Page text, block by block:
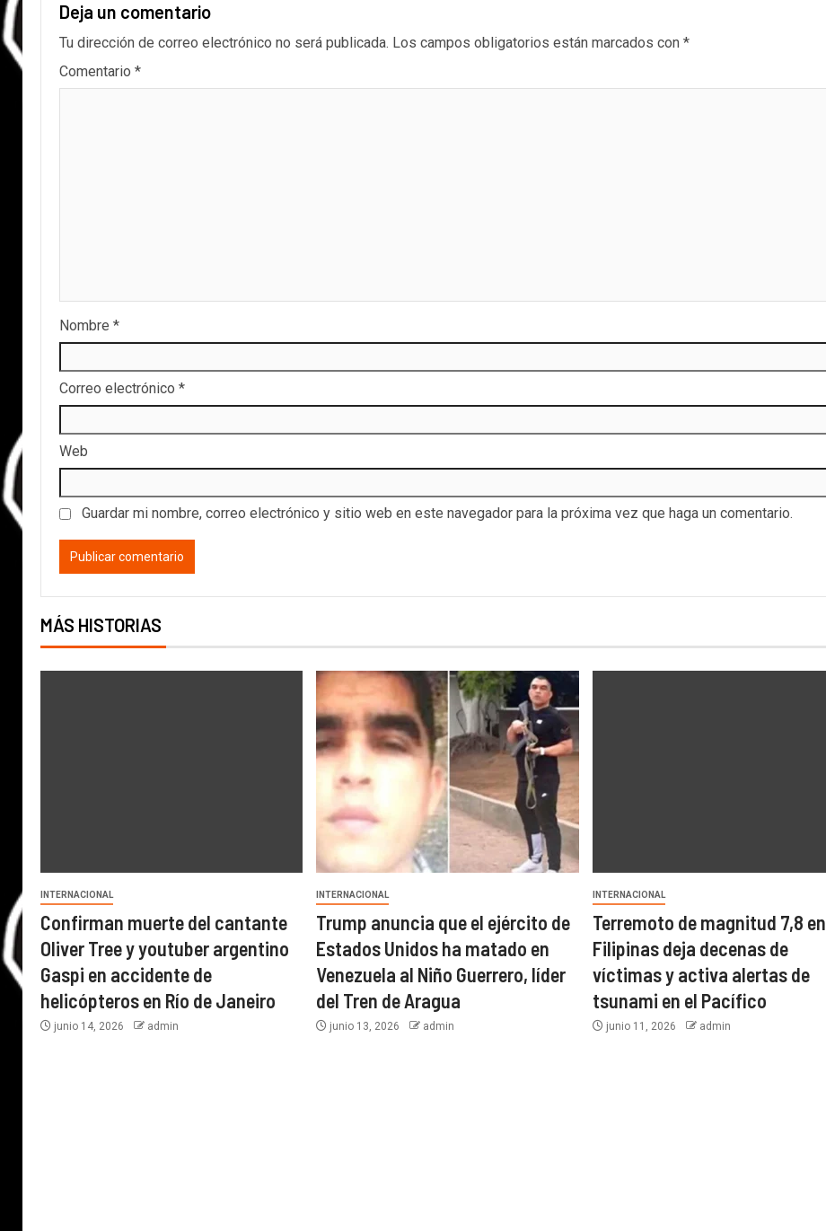
Deja un comentario
Tu dirección de correo electrónico no será publicada. Los campos obligatorios están marcados con *
Comentario *
Nombre *
Correo electrónico *
Web
Guardar mi nombre, correo electrónico y sitio web en este navegador para la próxima vez que haga un comentario.
MÁS HISTORIAS
INTERNACIONAL
Confirman muerte del cantante
Oliver Tree y youtuber argentino
Gaspi en accidente de
helicópteros en Río de Janeiro
junio 14, 2026 admin
INTERNACIONAL
Trump anuncia que el ejército de
Estados Unidos ha matado en
Venezuela al Niño Guerrero, líder
del Tren de Aragua
junio 13, 2026 admin
INTERNACIONAL
Terremoto de magnitud 7,8 en
Filipinas deja decenas de
víctimas y activa alertas de
tsunami en el Pacífico
junio 11, 2026 admin